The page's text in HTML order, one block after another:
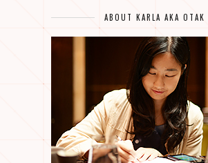
ABOUT KARLA AKA OTAK